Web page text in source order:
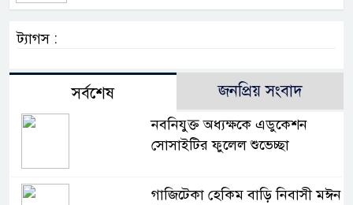
ট্যাগস :
সর্বশেষ জনপ্রিয় সংবাদ
নবনিযুক্ত অধ্যক্ষকে এডুকেশন
সোসাইটির ফুলেল শুভেচ্ছা
গাজিটেকা হেকিম বাড়ি নিবাসী মঈন